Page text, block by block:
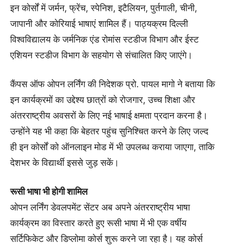
इन कोर्सों में जर्मन, फ्रेंच, स्पेनिश, इटैलियन, पुर्तगाली, चीनी,
जापानी और कोरियाई भाषाएं शामिल हैं। पाठ्यक्रम दिल्ली
विश्वविद्यालय के जर्मनिक एंड रोमांस स्टडीज विभाग और ईस्ट
एशियन स्टडीज विभाग के सहयोग से संचालित किए जाएंगे।
कैंपस ऑफ ओपन लर्निंग की निदेशक प्रो. पायल मागो ने बताया कि
इन कार्यक्रमों का उद्देश्य छात्रों को रोजगार, उच्च शिक्षा और
अंतरराष्ट्रीय अवसरों के लिए नई भाषाई क्षमता प्रदान करना है।
उन्होंने यह भी कहा कि बेहतर पहुंच सुनिश्चित करने के लिए जल्द
ही इन कोर्सों को ऑनलाइन मोड में भी उपलब्ध कराया जाएगा, ताकि
देशभर के विद्यार्थी इससे जुड़ सकें।
रूसी भाषा भी होगी शामिल
ओपन लर्निंग डेवलपमेंट सेंटर अब अपने अंतरराष्ट्रीय भाषा
कार्यक्रम का विस्तार करते हुए रूसी भाषा में भी एक वर्षीय
सर्टिफिकेट और डिप्लोमा कोर्स शुरू करने जा रहा है। यह कोर्स